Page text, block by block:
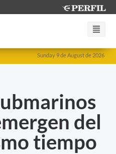
Sunday 9 de August de 2026
del
tiempo